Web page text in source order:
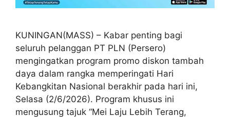
KUNINGAN(MASS) – Kabar penting bagi
seluruh pelanggan PT PLN (Persero)
mengingatkan program promo diskon tambah
daya dalam rangka memperingati Hari
Kebangkitan Nasional berakhir pada hari ini,
Selasa (2/6/2026). Program khusus ini
mengusung tajuk “Mei Laju Lebih Terang,